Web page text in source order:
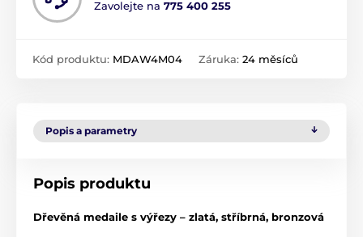
Zavolejte na 775 400 255
Kód produktu: MDAW4M04 Záruka: 24 měsíců
Popis a parametry
Popis produktu
Dřevěná medaile s výřezy – zlatá, stříbrná, bronzová